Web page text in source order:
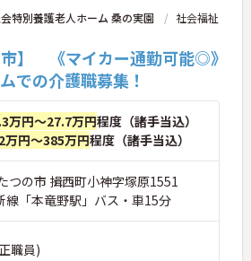
特別養護老人ホーム 桑の実園
社会福祉
市】 《マイカー通勤可能◎》
での介護職募集！
万円～27.7万円程度（諸手当込）
万円～385万円程度（諸手当込）
つの市 揖西町小神字塚原1551
線「本竜野駅」バス・車15分
職員)